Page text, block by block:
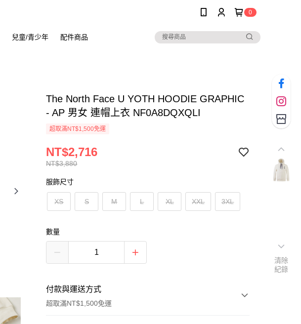
0
兒童/青少年 配件商品
The North Face U YOTH HOODIE GRAPHIC
- AP 男女 連帽上衣 NF0A8DQXQLI
超取滿NT$1,500免運
NT$3,880
NT$2,716
服飾尺寸
XS S M L XL XXL 3XL
數量
付款與運送方式
超取滿NT$1,500免運
清除
紀錄